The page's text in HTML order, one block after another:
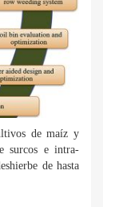
de maíz y
surcos e intra-
de hasta